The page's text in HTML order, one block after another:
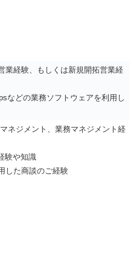
業経験、もしくは新規開拓営業経
などの業務ソフトウェアを利用し
ネジメント、業務マネジメント経
験や知識
した商談のご経験